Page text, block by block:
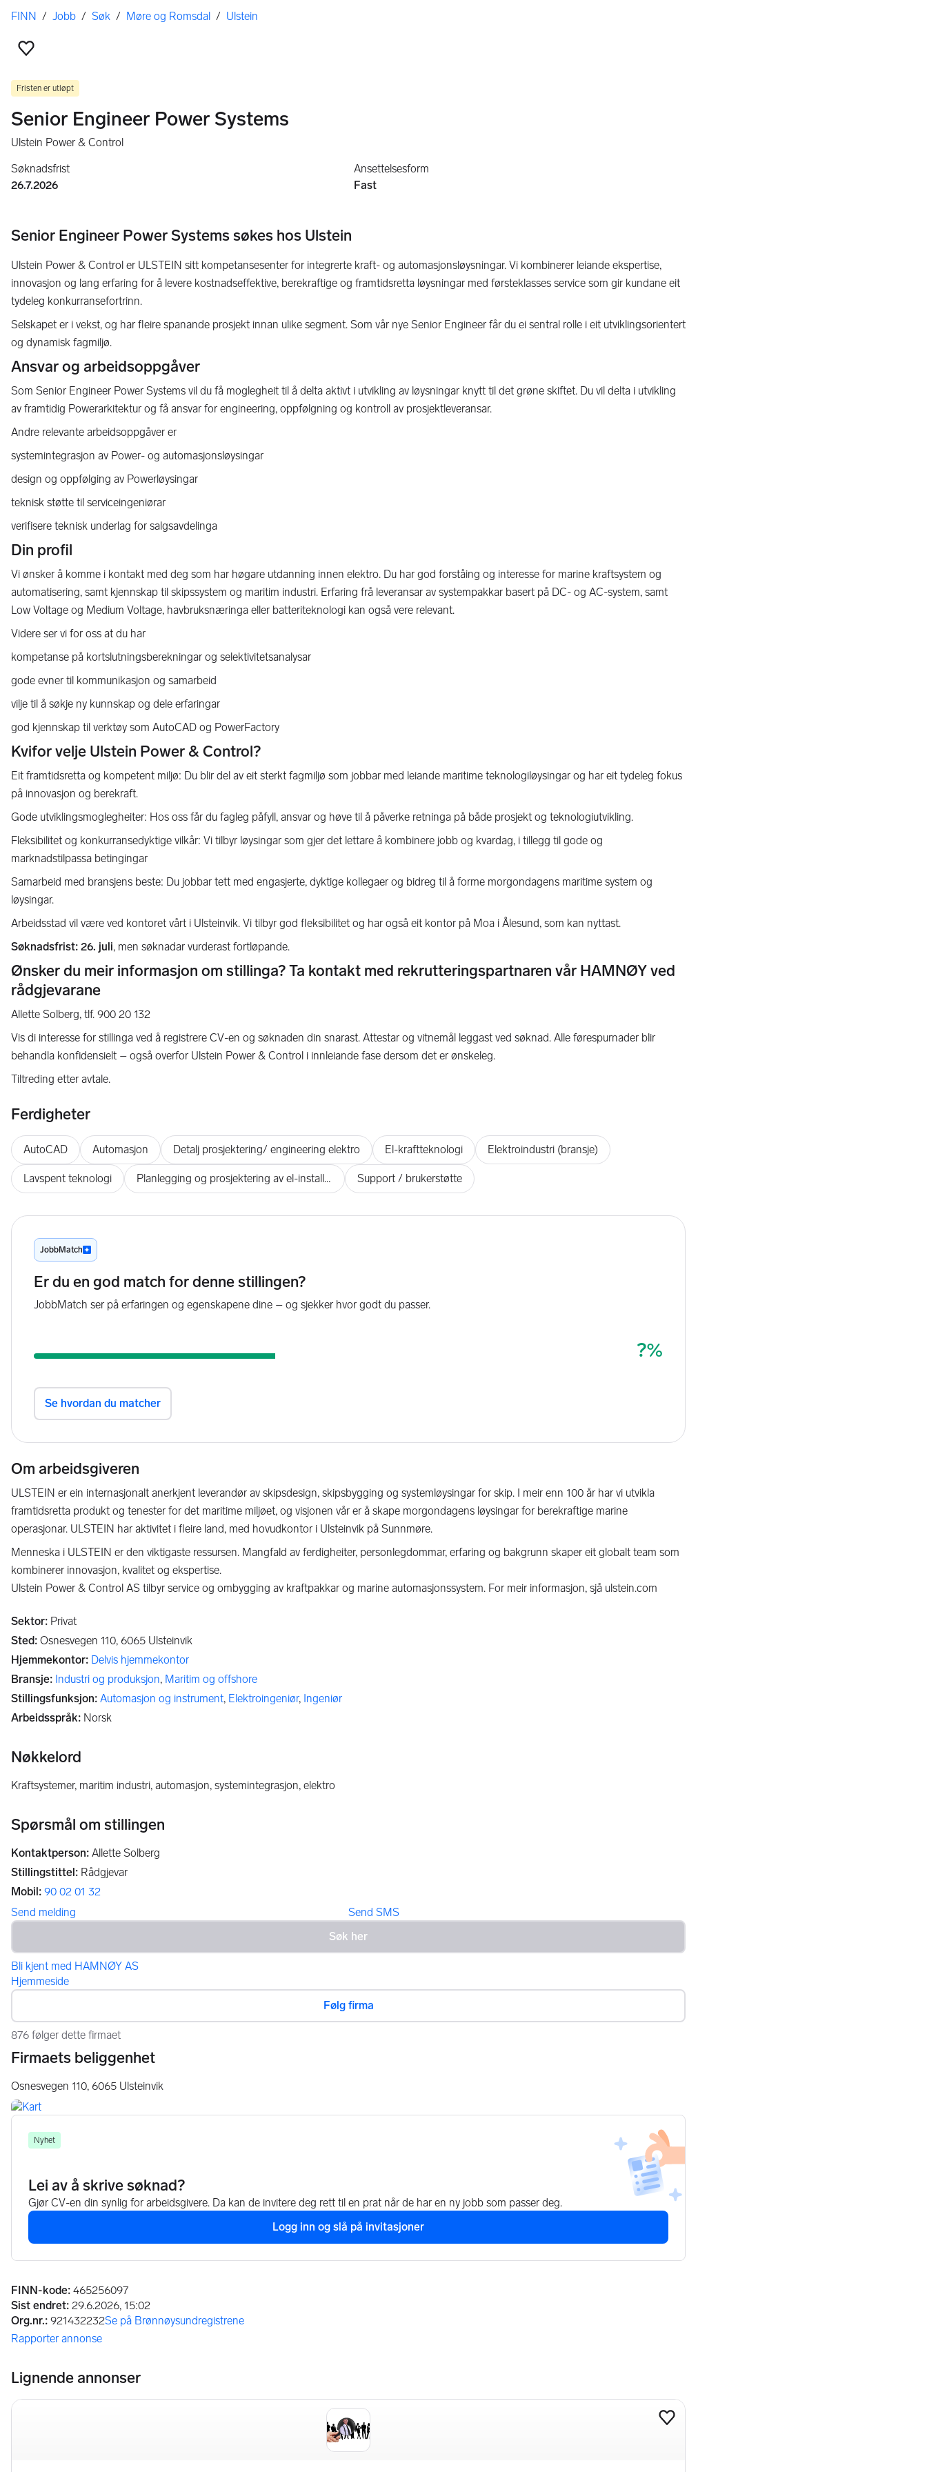
Her er du
FINN / Jobb / Søk / Møre og Romsdal / Ulstein
Fristen er utløpt
Senior Engineer Power Systems
Ulstein Power & Control
Søknadsfrist
26.7.2026
Ansettelsesform
Fast
Senior Engineer Power Systems søkes hos Ulstein
Ulstein Power & Control er ULSTEIN sitt kompetansesenter for integrerte kraft- og automasjonsløysningar. Vi kombinerer leiande ekspertise,
innovasjon og lang erfaring for å levere kostnadseffektive, berekraftige og framtidsretta løysningar med førsteklasses service som gir kundane eit
tydeleg konkurransefortrinn.
Selskapet er i vekst, og har fleire spanande prosjekt innan ulike segment. Som vår nye Senior Engineer får du ei sentral rolle i eit utviklingsorientert
og dynamisk fagmiljø.
Ansvar og arbeidsoppgåver
Som Senior Engineer Power Systems vil du få moglegheit til å delta aktivt i utvikling av løysningar knytt til det grøne skiftet. Du vil delta i utvikling
av framtidig Powerarkitektur og få ansvar for engineering, oppfølgning og kontroll av prosjektleveransar.
Andre relevante arbeidsoppgåver er
systemintegrasjon av Power- og automasjonsløysingar
design og oppfølging av Powerløysingar
teknisk støtte til serviceingeniørar
verifisere teknisk underlag for salgsavdelinga
Din profil
Vi ønsker å komme i kontakt med deg som har høgare utdanning innen elektro. Du har god forståing og interesse for marine kraftsystem og
automatisering, samt kjennskap til skipssystem og maritim industri. Erfaring frå leveransar av systempakkar basert på DC- og AC-system, samt
Low Voltage og Medium Voltage, havbruksnæringa eller batteriteknologi kan også vere relevant.
Videre ser vi for oss at du har
kompetanse på kortslutningsberekningar og selektivitetsanalysar
gode evner til kommunikasjon og samarbeid
vilje til å søkje ny kunnskap og dele erfaringar
god kjennskap til verktøy som AutoCAD og PowerFactory
Kvifor velje Ulstein Power & Control?
Eit framtidsretta og kompetent miljø: Du blir del av eit sterkt fagmiljø som jobbar med leiande maritime teknologiløysingar og har eit tydeleg fokus
på innovasjon og berekraft.
Gode utviklingsmoglegheiter: Hos oss får du fagleg påfyll, ansvar og høve til å påverke retninga på både prosjekt og teknologiutvikling.
Fleksibilitet og konkurransedyktige vilkår: Vi tilbyr løysingar som gjer det lettare å kombinere jobb og kvardag, i tillegg til gode og
marknadstilpassa betingingar
Samarbeid med bransjens beste: Du jobbar tett med engasjerte, dyktige kollegaer og bidreg til å forme morgondagens maritime system og
løysingar.
Arbeidsstad vil være ved kontoret vårt i Ulsteinvik. Vi tilbyr god fleksibilitet og har også eit kontor på Moa i Ålesund, som kan nyttast.
Søknadsfrist: 26. juli, men søknadar vurderast fortløpande.
Ønsker du meir informasjon om stillinga? Ta kontakt med rekrutteringspartnaren vår HAMNØY ved
rådgjevarane
Allette Solberg, tlf. 900 20 132
Vis di interesse for stillinga ved å registrere CV-en og søknaden din snarast. Attestar og vitnemål leggast ved søknad. Alle førespurnader blir
behandla konfidensielt – også overfor Ulstein Power & Control i innleiande fase dersom det er ønskeleg.
Tiltreding etter avtale.
Ferdigheter
AutoCAD Automasjon Detalj prosjektering/ engineering elektro El-kraftteknologi Elektroindustri (bransje)
Lavspent teknologi Planlegging og prosjektering av el-installasjoner Support / brukerstøtte
Om arbeidsgiveren
ULSTEIN er ein internasjonalt anerkjent leverandør av skipsdesign, skipsbygging og systemløysingar for skip. I meir enn 100 år har vi utvikla
framtidsretta produkt og tenester for det maritime miljøet, og visjonen vår er å skape morgondagens løysingar for berekraftige marine
operasjonar. ULSTEIN har aktivitet i fleire land, med hovudkontor i Ulsteinvik på Sunnmøre.
Menneska i ULSTEIN er den viktigaste ressursen. Mangfald av ferdigheiter, personlegdommar, erfaring og bakgrunn skaper eit globalt team som
kombinerer innovasjon, kvalitet og ekspertise.
Ulstein Power & Control AS tilbyr service og ombygging av kraftpakkar og marine automasjonssystem. For meir informasjon, sjå ulstein.com
Sektor: Privat
Sted: Osnesvegen 110, 6065 Ulsteinvik
Hjemmekontor: Delvis hjemmekontor
Bransje: Industri og produksjon, Maritim og offshore
Stillingsfunksjon: Automasjon og instrument, Elektroingeniør, Ingeniør
Arbeidsspråk: Norsk
Nøkkelord
kraftsystemer, maritim industri, automasjon, systemintegrasjon, elektro
Spørsmål om stillingen
Kontaktperson: Allette Solberg
Stillingstittel: Rådgjevar
Mobil: 90 02 01 32
Send melding
Send SMS
Bli kjent med HAMNØY AS
Hjemmeside
Følg firma
876 følger dette firmaet
Firmaets beliggenhet
Osnesvegen 110, 6065 Ulsteinvik
Annonseinformasjon
FINN-kode: 465256097
Sist endret: 29.6.2026, 15:02
Org.nr.: 921432232Se på Brønnøysundregistrene
(åpnes i ny fane)
Rapporter annonse